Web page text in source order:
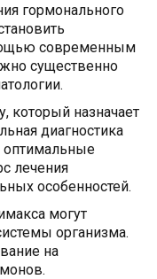
гормонального
современным
существенно
который назначает
диагностика
оптимальные
лечения
особенностей.
могут
организма.
на